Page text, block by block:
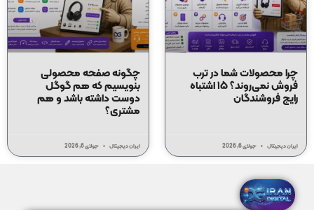
چرا محصولات شما در ترب
فروش نمی‌روند؟ ۱۵ اشتباه
رایج فروشندگان
ایران دیجیتال جولای 6, 2026
چگونه صفحه محصولی
بنویسیم که هم گوگل
دوست داشته باشد و هم
مشتری؟
ایران دیجیتال جولای 6, 2026